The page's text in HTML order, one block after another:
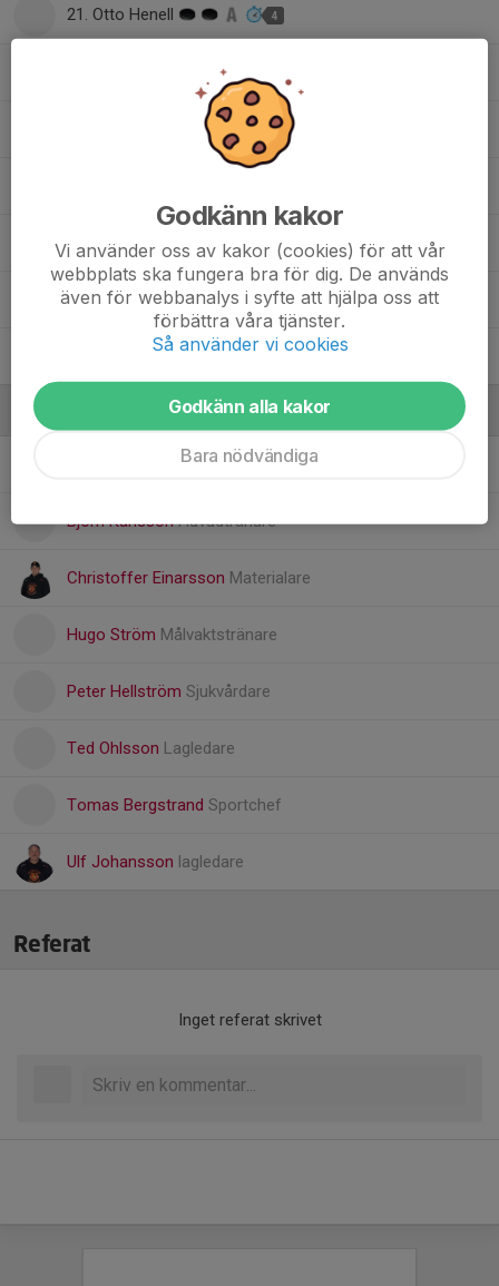
21. Otto Henell 4
28. Adam Andersson
29. Caleb Eefting
31. Sebastian Eriksson
Ledare
Adam ÅkessonAssisterande tränare
Björn KarlssonHuvudtränare
Christoffer Einarsson Materialare
Hugo Ström Målvaktstränare
Peter Hellström Sjukvårdare
Ted Ohlsson Lagledare
Tomas Bergstrand Sportchef
Ulf Johansson lagledare
Referat
Inget referat skrivet
Godkänn kakor
Vi använder oss av kakor (cookies) för att vår
webbplats ska fungera bra för dig. De används
även för webbanalys i syfte att hjälpa oss att
förbättra våra tjänster.
Så använder vi cookies
Godkänn alla kakor
Bara nödvändiga